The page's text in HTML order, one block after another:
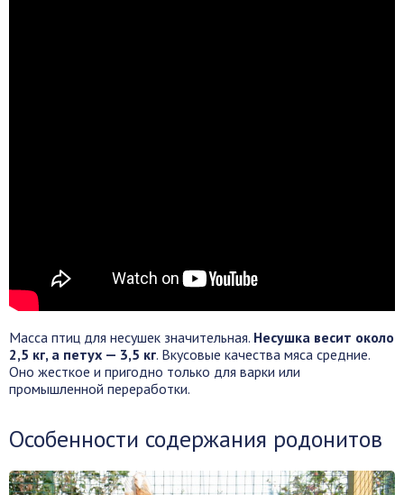
Масса птиц для несушек значительная. Несушка весит около
2,5 кг, а петух — 3,5 кг. Вкусовые качества мяса средние.
Оно жесткое и пригодно только для варки или
промышленной переработки.
Особенности содержания родонитов